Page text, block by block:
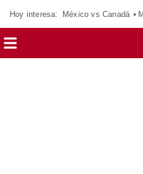
Hoy interesa: México vs Canadá